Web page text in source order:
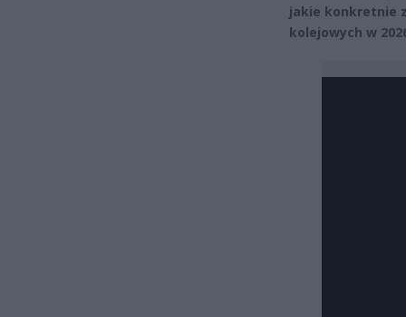
jakie konkretnie
kolejowych w